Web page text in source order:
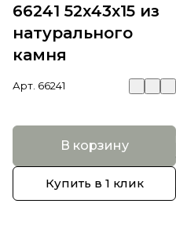
66241 52х43х15 из
натурального
камня
Арт. 66241
В корзину
Купить в 1 клик